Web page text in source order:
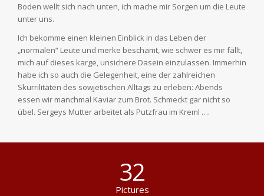
Boden wellt sich nach unten, ich mache mir Sorgen um die Leute
unter uns.
Ich bekomme einen kleinen Einblick in das Leben der
„normalen“ Leute und merke beschämt, wie schwer es mir fällt,
mich auf dieses karge, unsichere Dasein einzulassen. Immerhin
habe ich so auch die Gelegenheit, eine der zahlreichen
Skurrilitäten des sowjetischen Alltags zu erleben: Abends
essen wir manchmal Kaviar zum Brot. Schmeckt gar nicht so
übel. Sergeys Mutter arbeitet als Putzfrau im Kreml ….
32
Pictures